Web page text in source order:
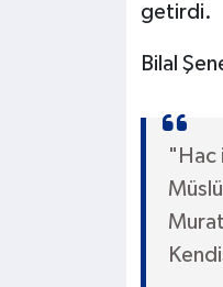
getirdi.
Bilal
"Hac